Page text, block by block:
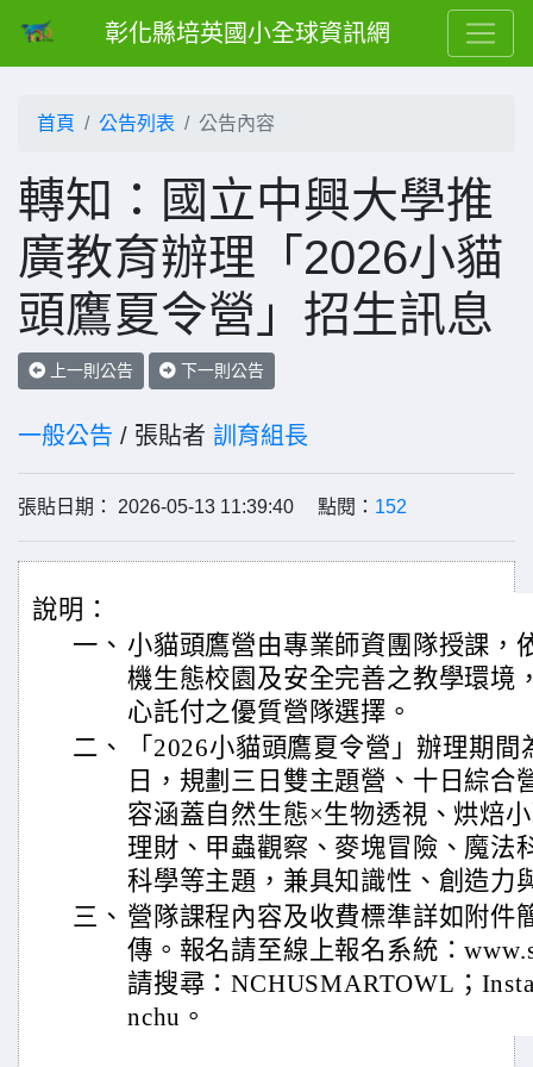
彰化縣培英國小全球資訊網
首頁 公告列表 公告內容
轉知：國立中興大學推
廣教育辦理「2026小貓
頭鷹夏令營」招生訊息
上一則公告 下一則公告
一般公告 / 張貼者 訓育組長
張貼日期： 2026-05-13 11:39:40 點閱： 152
說明：
一、 小貓頭鷹營由專業師資團隊授課，
機生態校園及安全完善之教學環境
心託付之優質營隊選擇。
二、
「2026小貓頭鷹夏令營」辦理期
日，規劃三日雙主題營、十日綜合
容涵蓋自然生態×生物透視、烘焙
理財、甲蟲觀察、麥塊冒險、魔法
科學等主題，兼具知識性、創造力
三、 營隊課程內容及收費標準詳如附件
傳。報名請至線上報名系統：
請搜尋：NCHUSMARTOWL；
nchu。